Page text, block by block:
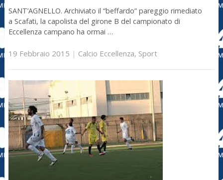
SANT’AGNELLO. Archiviato il “beffardo” pareggio rimediato
a Scafati, la capolista del girone B del campionato di
Eccellenza campano ha ormai …
19 Febbraio 2015 | Calcio Eccellenza, Sport